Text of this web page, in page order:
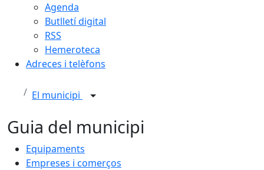
Agenda
Butlletí digital
RSS
Hemeroteca
Adreces i telèfons
El municipi
Guia del municipi
Equipaments
Empreses i comerços